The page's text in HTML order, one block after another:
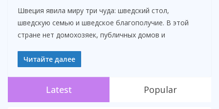
Швеция явила миру три чуда: шведский стол,
шведскую семью и шведское благополучие. В этой
стране нет домохозяек, публичных домов и
Читайте далее
Latest Popular